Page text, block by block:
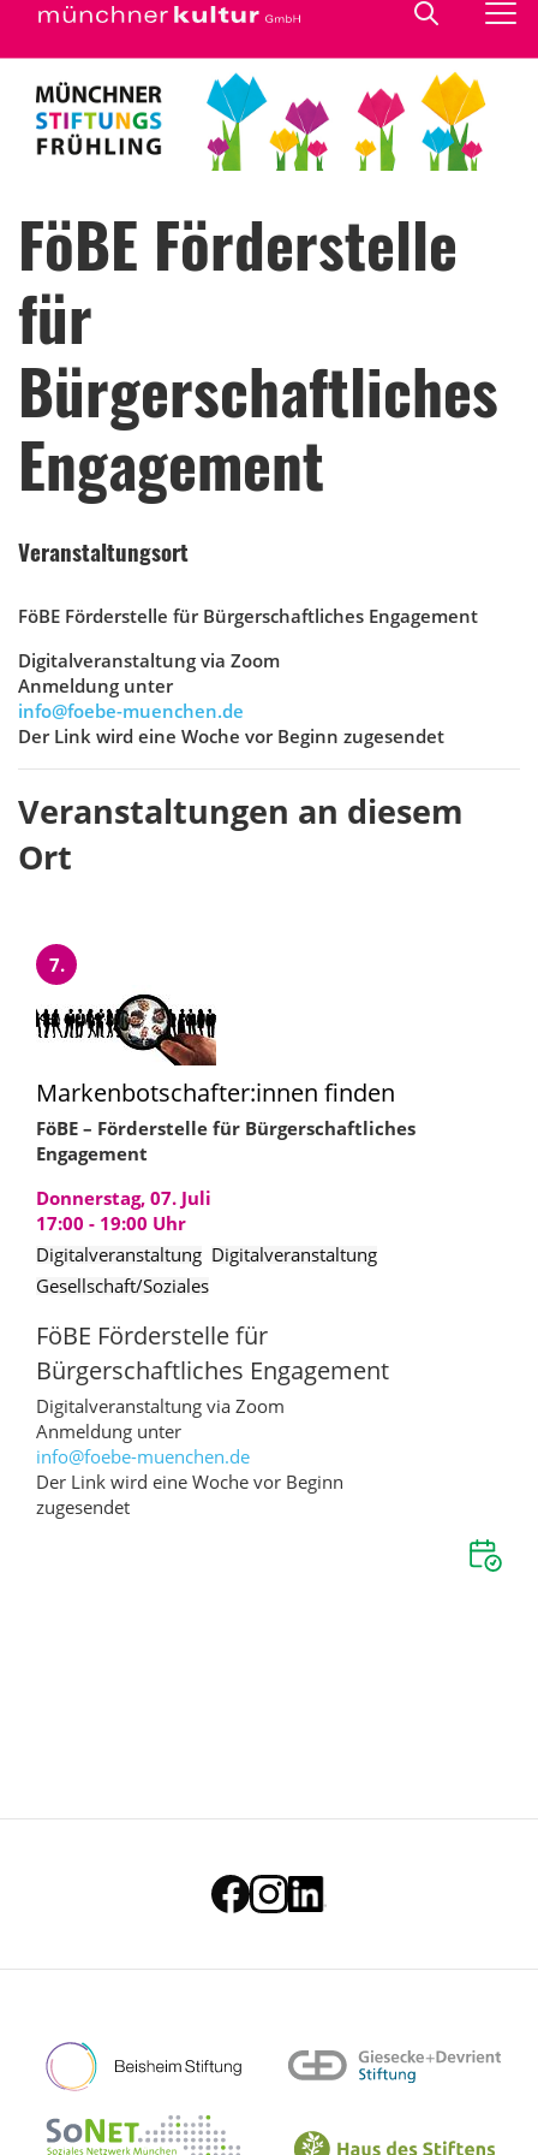
FöBE Förderstelle
für
Bürgerschaftliches
Engagement
Veranstaltungsort
FöBE Förderstelle für Bürgerschaftliches Engagement
Digitalveranstaltung via Zoom
Anmeldung unter
info@foebe-muenchen.de
Der Link wird eine Woche vor Beginn zugesendet
Veranstaltungen an diesem
Ort
7.
Markenbotschafter:innen finden
FöBE – Förderstelle für Bürgerschaftliches
Engagement
Donnerstag, 07. Juli
17:00 - 19:00 Uhr
Digitalveranstaltung Digitalveranstaltung
Gesellschaft/Soziales
FöBE Förderstelle für
Bürgerschaftliches Engagement
Digitalveranstaltung via Zoom
Anmeldung unter
info@foebe-muenchen.de
Der Link wird eine Woche vor Beginn
zugesendet